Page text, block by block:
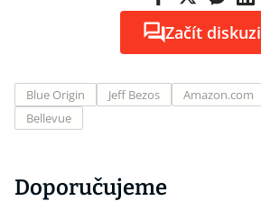
Začít diskuzi
Blue Origin Jeff Bezos Amazon.com
Bellevue
Doporučujeme